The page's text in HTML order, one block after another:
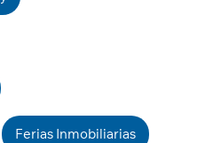
Ferias Inmobiliarias